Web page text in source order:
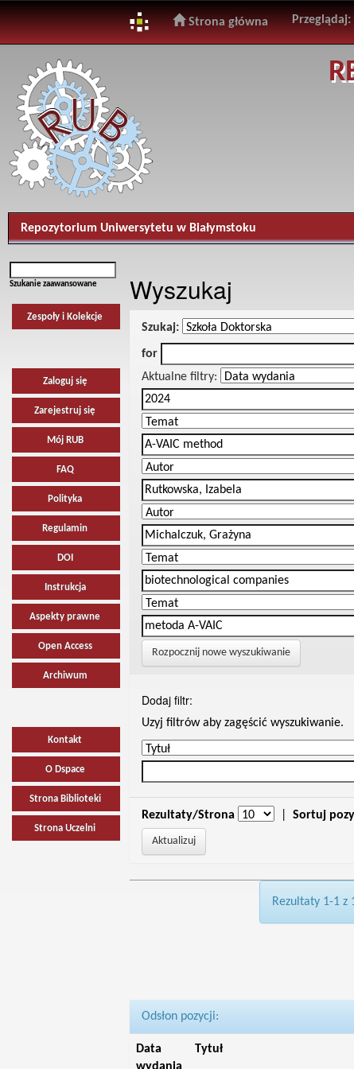
navigation
Strona główna Przeglądaj:
Repozytorium Uniwersytetu w Białymstoku
Szukanie zaawansowane
Zespoły i Kolekcje
Zaloguj się
Zarejestruj się
Mój RUB
FAQ
Polityka
Regulamin
DOI
Instrukcja
Aspekty prawne
Open Access
Archiwum
Kontakt
O Dspace
Strona Biblioteki
Strona Uczelni
Wyszukaj
Szukaj:
for
Aktualne filtry:
Rozpocznij nowe wyszukiwanie
Dodaj filtr:
Uzyj filtrów aby zagęścić wyszukiwanie.
Rezultaty/Strona Sortuj
Rezultaty 1-1 z
Odsłon pozycji:
Data
Tytuł